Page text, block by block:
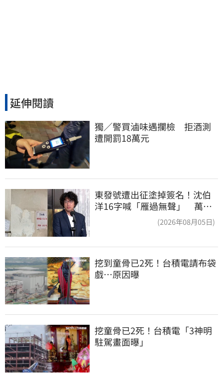
延伸閱讀
獨／警買滷味遇攔檢　拒酒測
遭開罰18萬元
東發號遭出征塗掉簽名！沈伯
洋16字喊「雁過無聲」 萬人
(2026年08月05日)
挖到童骨已2死！台積電請布袋
戲…原因曝
挖童骨已2死！台積電「3神明
駐駕畫面曝」